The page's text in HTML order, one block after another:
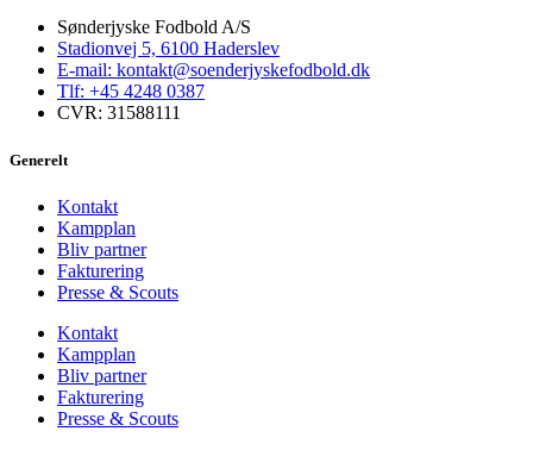
Sønderjyske Fodbold A/S
Stadionvej 5, 6100 Haderslev
E-mail: kontakt@soenderjyskefodbold.dk
Tlf: +45 4248 0387
CVR: 31588111
Generelt
Kontakt
Kampplan
Bliv partner
Fakturering
Presse & Scouts
Kontakt
Kampplan
Bliv partner
Fakturering
Presse & Scouts